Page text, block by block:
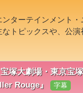
ターテインメント
トピックスや、公
塚大劇場・東京宝
Rouge』
字幕